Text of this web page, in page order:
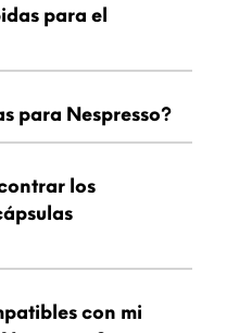
para el
para Nespresso?
los
con mi